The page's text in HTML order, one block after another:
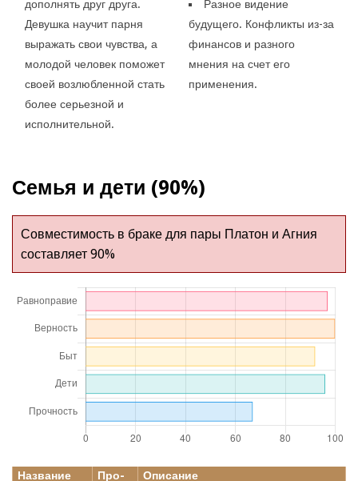
дополнять друг друга.
Девушка научит парня
выражать свои чувства, а
молодой человек поможет
своей возлюбленной стать
более серьезной и
исполнительной.
Разное видение
будущего. Конфликты из-за
финансов и разного
мнения на счет его
применения.
Семья и дети (90%)
Совместимость в браке для пары Платон и Агния
составляет 90%
Название Про- Описание